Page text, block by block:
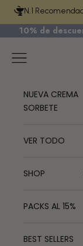
Ir al contenido
N.1
10% de
Menú
NUEVA CREMA
SORBETE
VER TODO
SHOP
PACKS AL 15%
BEST SELLERS